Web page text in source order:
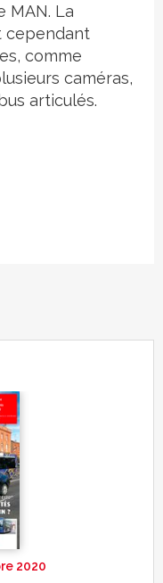
MAN. La
cependant
comme
caméras,
articulés.
2020